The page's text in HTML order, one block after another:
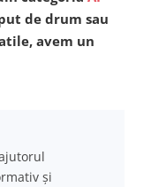
de drum sau
avem un
și